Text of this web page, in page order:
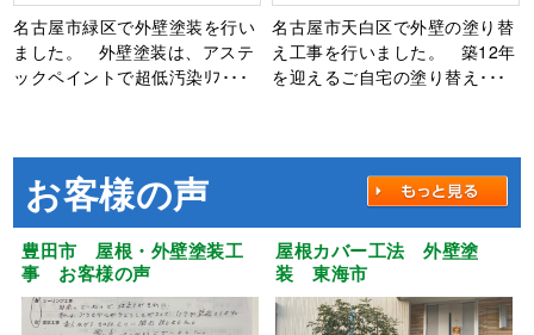
名古屋市緑区で外壁塗装を行い
ました。 外壁塗装は、アステ
ックペイントで超低汚染ﾘﾌ･･･
名古屋市天白区で外壁の塗り替
え工事を行いました。 築12年
を迎えるご自宅の塗り替え･･･
お客様の声
豊田市 屋根・外壁塗装工
事 お客様の声
屋根カバー工法 外壁塗
装 東海市